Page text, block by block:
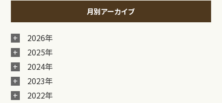
月別アーカイブ
2026年
2025年
2024年
2023年
2022年